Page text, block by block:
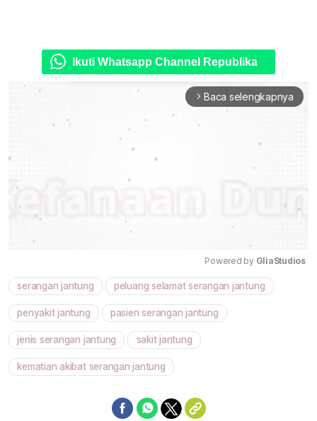
Ikuti Whatsapp Channel Republika
arrow_forward_ios Baca selengkapnya
Mute
Powered by GliaStudios
serangan jantung peluang selamat serangan jantung
penyakit jantung pasien serangan jantung
jenis serangan jantung sakit jantung
kematian akibat serangan jantung